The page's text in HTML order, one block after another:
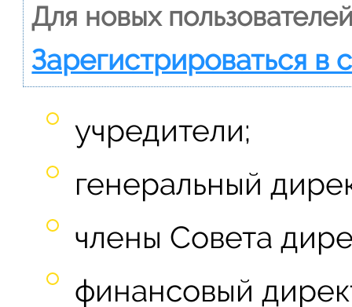
Для новых
Зарегистрироваться в
учредители;
генеральный
члены Совета
финансовый